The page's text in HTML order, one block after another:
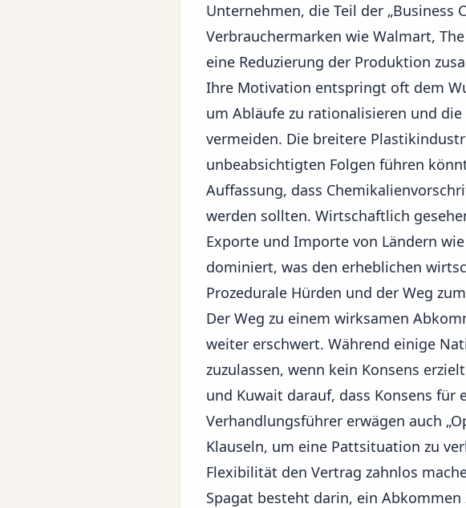
Unternehmen, die Teil der „Business
Verbrauchermarken wie Walmart,
eine Reduzierung der Produktion
Ihre Motivation entspringt oft dem
um Abläufe zu rationalisieren und
vermeiden. Die breitere
unbeabsichtigten Folgen führen
Auffassung, dass
werden sollten. Wirtschaftlich
Exporte und Importe von Ländern wie
dominiert, was den erheblichen
Prozedurale Hürden und der Weg
Der Weg zu einem wirksamen
weiter erschwert. Während einige
zuzulassen, wenn kein Konsens
und Kuwait darauf, dass Konsens
Verhandlungsführer erwägen auch
Klauseln, um eine Pattsituation zu
Flexibilität den Vertrag zahnlos
Spagat besteht darin, ein